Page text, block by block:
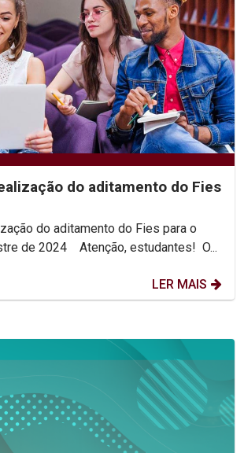
do aditamento do Fies
do aditamento do Fies para o
segundo semestre de 2024 Atenção, estudantes! O...
LER MAIS